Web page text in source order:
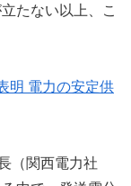
たない以上、こ
明 電力の安定供
（関西電力社